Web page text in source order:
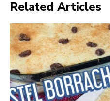
Related Articles